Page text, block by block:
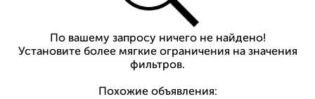
По вашему запросу ничего не найдено!
Установите более мягкие ограничения на значения
фильтров.
Похожие объявления: